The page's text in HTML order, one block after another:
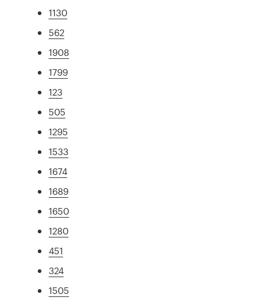
1130
562
1908
1799
123
505
1295
1533
1674
1689
1650
1280
451
324
1505